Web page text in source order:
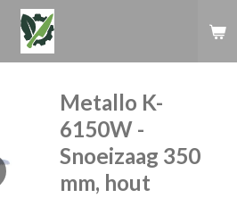
Metallo K-
6150W -
Snoeizaag 350
mm, hout